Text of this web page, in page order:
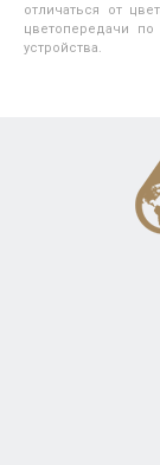
отличаться от
цветопередачи
устройства.